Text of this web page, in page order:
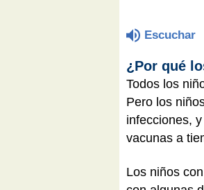
Escuchar
¿Por qué
Todos los
Pero los
infecciones,
vacunas a
Los niños